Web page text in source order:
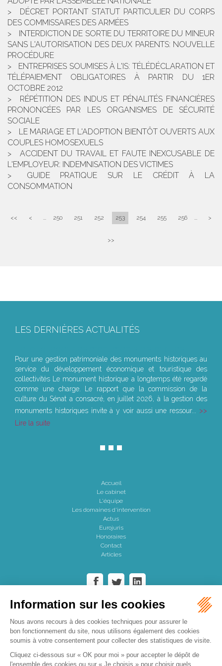
DÉCRET PORTANT STATUT PARTICULIER DU CORPS
DES COMMISSAIRES DES ARMÉES
INTERDICTION DE SORTIE DU TERRITOIRE DU MINEUR
SANS L'AUTORISATION DES DEUX PARENTS: NOUVELLE
PROCÉDURE
ENTREPRISES SOUMISES À L'IS: TÉLÉDÉCLARATION ET
TÉLÉPAIEMENT OBLIGATOIRES À PARTIR DU 1ER
OCTOBRE 2012
RÉPÉTITION DES INDUS ET PÉNALITÉS FINANCIÈRES
PRONONCÉES PAR LES ORGANISMES DE SÉCURITÉ
SOCIALE
LE MARIAGE ET L'ADOPTION BIENTÔT OUVERTS AUX
COUPLES HOMOSEXUELS
ACCIDENT DU TRAVAIL ET FAUTE INEXCUSABLE DE
L'EMPLOYEUR: INDEMNISATION DES VICTIMES
GUIDE PRATIQUE SUR LE CRÉDIT À LA
CONSOMMATION
<< < ... 250 251 252 253 254 255 256 ... >
>>
LES DERNIÈRES ACTUALITÉS
Pour une gestion patrimoniale des monuments historiques au
service du développement économique et touristique des
collectivités Le monument historique a longtemps été regardé
comme une charge. Le rapport que la commission de la
culture du Sénat a consacré, en juillet 2026, à la gestion des
monuments historiques invite à y voir aussi une ressour...
Lire la suite
Accueil
Le cabinet
L'équipe
Les domaines d'intervention
Actus
Eurojuris
Honoraires
Contact
Articles
Cabinet AVODÈS